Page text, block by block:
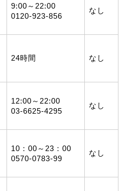
9:00～22:00
0120-923-856
なし
24時間 なし
12:00～22:00
03-6625-4295
なし
10：00～23：00
0570-0783-99
なし